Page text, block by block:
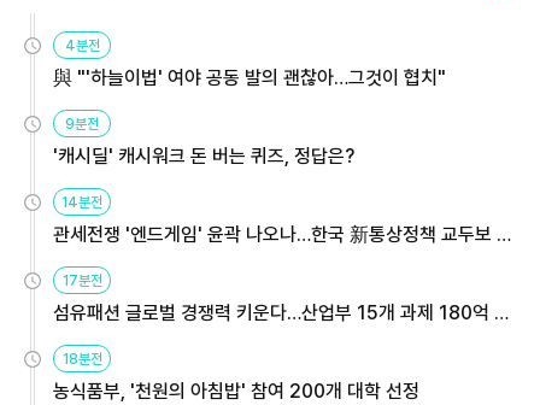
4분전
與 "'하늘이법' 여야 공동 발의 괜찮아…그것이 협치"
9분전
'캐시딜' 캐시워크 돈 버는 퀴즈, 정답은?
14분전
관세전쟁 '엔드게임' 윤곽 나오나…한국 新통상정책 교두보 활
용해야
17분전
섬유패션 글로벌 경쟁력 키운다…산업부 15개 과제 180억 지
원
18분전
농식품부, '천원의 아침밥' 참여 200개 대학 선정